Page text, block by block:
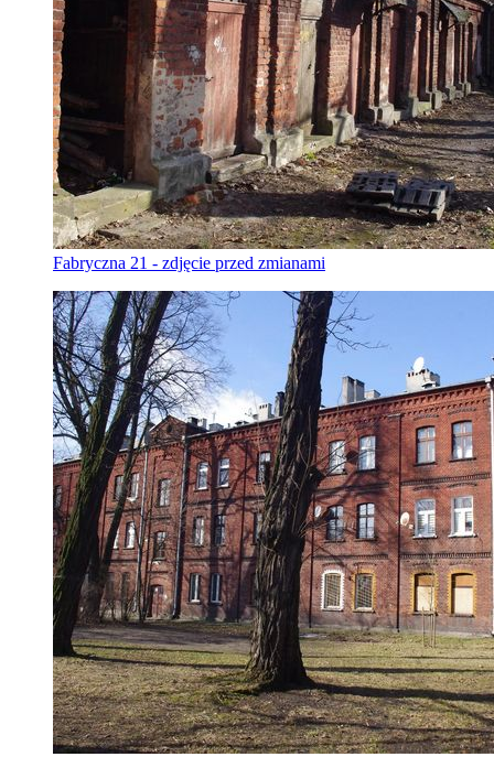
Fabryczna 21 - zdjęcie przed zmianami